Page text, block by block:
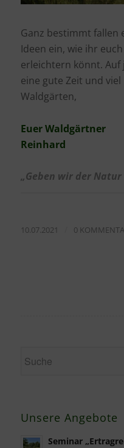
Ganz bestimmt fallen
Ideen ein, wie ihr
erleichtern könnt. Auf
eine gute Zeit und
Waldgärten,
Euer Waldgärtner
Reinhard
„Geben wir der Natur
10.07.2021 0
Unsere Angebote
Seminar